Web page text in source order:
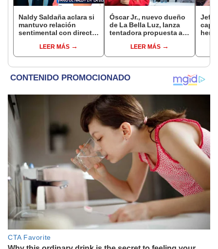
Naldy Saldaña aclara si
mantuvo relación
sentimental con director
denunciarlo por
tocamientos: “Me
LEER MÁS
Óscar Jr., nuevo dueño
de La Bella Luz, lanza
tentadora propuesta a
denuncia por
tocamientos: “Va a
LEER MÁS